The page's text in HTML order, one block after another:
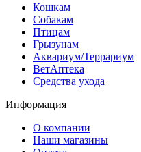
Кошкам
Собакам
Птицам
Грызунам
Аквариум/Террариум
ВетАптека
Средства ухода
Информация
О компании
Наши магазины